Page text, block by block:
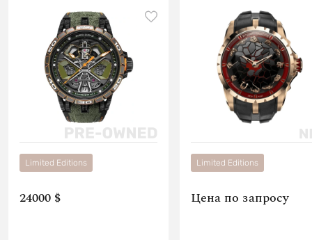
Limited Editions
24000 $
Limited Editions
Цена по запросу